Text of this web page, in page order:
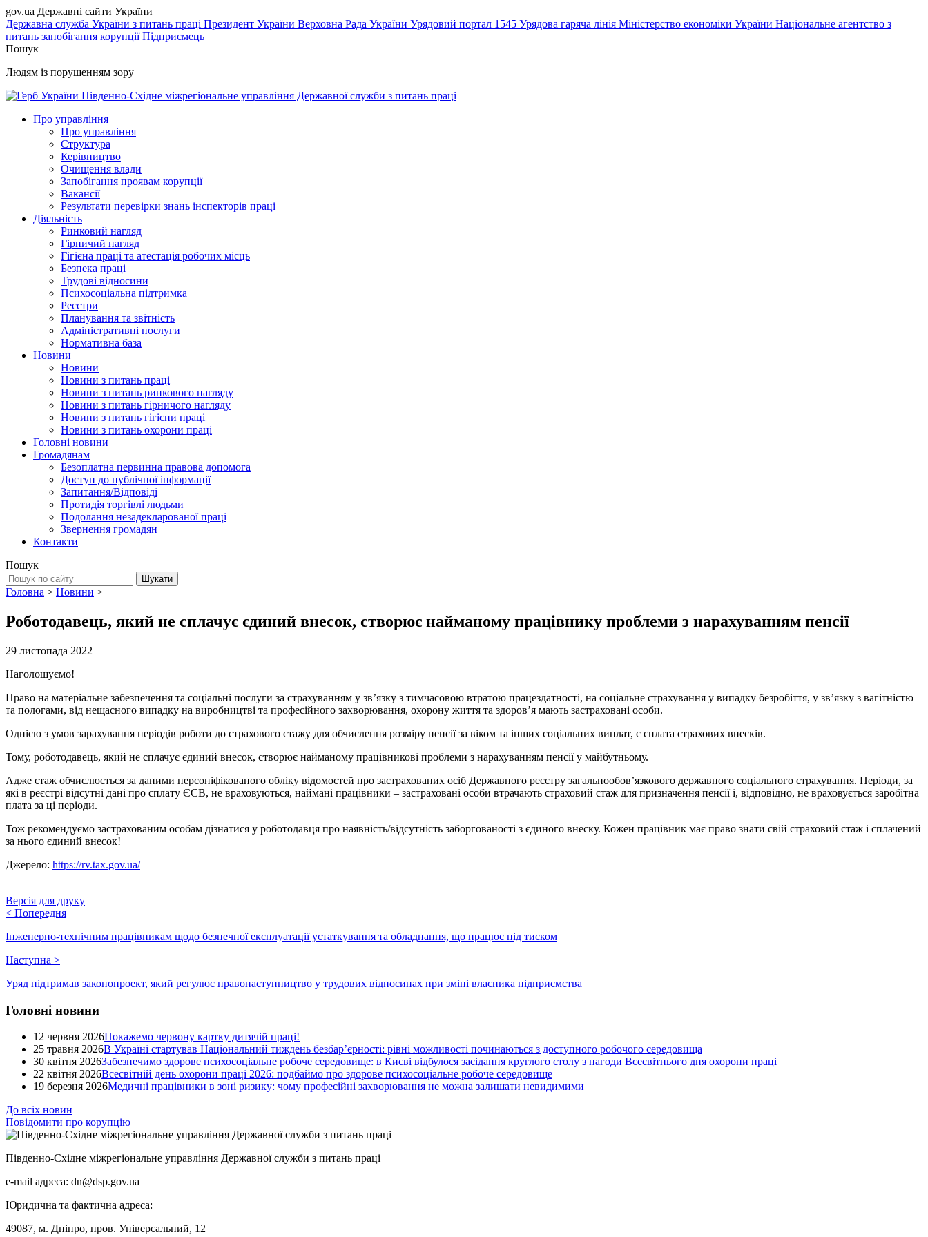
gov.ua Державні сайти України
Державна служба України з питань праці Президент України Верховна Рада України Урядовий портал 1545 Урядова гаряча лінія Міністерство економіки України Національне агентство з
питань запобігання корупціїПідприємець
Пошук
Людям із порушенням зору
Південно-Східне міжрегіональне управління Державної служби з питань праці
Про управління
Про управління
Структура
Керівництво
Очищення влади
Запобігання проявам корупції
Вакансії
Результати перевірки знань інспекторів праці
Діяльність
Ринковий нагляд
Гірничий нагляд
Гігієна праці та атестація робочих місць
Безпека праці
Трудові відносини
Психосоціальна підтримка
Реєстри
Планування та звітність
Адміністративні послуги
Нормативна база
Новини
Новини
Новини з питань праці
Новини з питань ринкового нагляду
Новини з питань гірничого нагляду
Новини з питань гігієни праці
Новини з питань охорони праці
Головні новини
Громадянам
Безоплатна первинна правова допомога
Доступ до публічної інформації
Запитання/Відповіді
Протидія торгівлі людьми
Подолання незадекларованої праці
Звернення громадян
Контакти
Пошук
Головна > Новини >
Роботодавець, який не сплачує єдиний внесок, створює найманому працівнику проблеми з нарахуванням пенсії
29 листопада 2022
Наголошуємо!
Право на матеріальне забезпечення та соціальні послуги за страхуванням у зв’язку з тимчасовою втратою працездатності, на соціальне страхування у випадку безробіття, у зв’язку з вагітністю
та пологами, від нещасного випадку на виробництві та професійного захворювання, охорону життя та здоров’я мають застраховані особи.
Однією з умов зарахування періодів роботи до страхового стажу для обчислення розміру пенсії за віком та інших соціальних виплат, є сплата страхових внесків.
Тому, роботодавець, який не сплачує єдиний внесок, створює найманому працівникові проблеми з нарахуванням пенсії у майбутньому.
Адже стаж обчислюється за даними персоніфікованого обліку відомостей про застрахованих осіб Державного реєстру загальнообов’язкового державного соціального страхування. Періоди, за
які в реєстрі відсутні дані про сплату ЄСВ, не враховуються, наймані працівники – застраховані особи втрачають страховий стаж для призначення пенсії і, відповідно, не враховується заробітна
плата за ці періоди.
Тож рекомендуємо застрахованим особам дізнатися у роботодавця про наявність/відсутність заборгованості з єдиного внеску. Кожен працівник має право знати свій страховий стаж і сплачений
за нього єдиний внесок!
Джерело: https://rv.tax.gov.ua/
Версія для друку
< Попередня
Інженерно-технічним працівникам щодо безпечної експлуатації устаткування та обладнання, що працює під тиском
Наступна >
Уряд підтримав законопроект, який регулює правонаступництво у трудових відносинах при зміні власника підприємства
Головні новини
12 червня 2026Покажемо червону картку дитячій праці!
25 травня 2026В Україні стартував Національний тиждень безбар’єрності: рівні можливості починаються з доступного робочого середовища
30 квітня 2026Забезпечимо здорове психосоціальне робоче середовище: в Києві відбулося засідання круглого столу з нагоди Всесвітнього дня охорони праці
22 квітня 2026Всесвітній день охорони праці 2026: подбаймо про здорове психосоціальне робоче середовище
19 березня 2026Медичні працівники в зоні ризику: чому професійні захворювання не можна залишати невидимими
До всіх новин
Повідомити про корупцію
Південно-Східне міжрегіональне управління Державної служби з питань праці
e-mail адреса: dn@dsp.gov.ua
Юридична та фактична адреса:
49087, м. Дніпро, пров. Універсальний, 12